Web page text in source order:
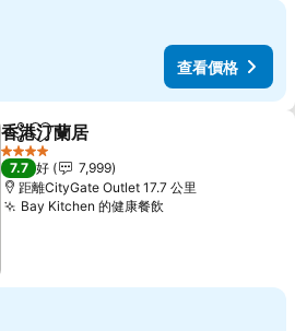
查看價格
分享 放到收藏夾
香港汀蘭居
4 星級
7.7 好
7,999
距離CityGate Outlet 17.7 公里
Bay Kitchen 的健康餐飲查看價格